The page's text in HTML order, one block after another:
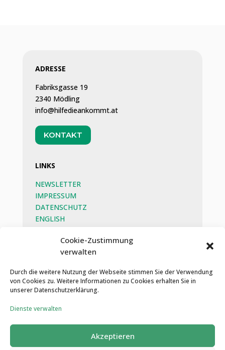
Cookie-Zustimmung
verwalten
Durch die weitere Nutzung der Webseite stimmen Sie der Verwendung
von Cookies zu. Weitere Informationen zu Cookies erhalten Sie in
unserer Datenschutzerklärung.
Dienste verwalten
Akzeptieren
ADRESSE
Fabriksgasse 19
2340 Mödling
info@hilfedieankommt.at
KONTAKT
LINKS
NEWSLETTER
IMPRESSUM
DATENSCHUTZ
ENGLISH
BEG
SOZIALE MEDIEN